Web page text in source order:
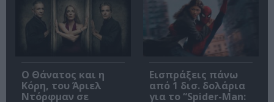
Ο Θάνατος και η
Κόρη, του Άριελ
Ντόρφμαν σε
Εισπράξεις πάνω
από 1 δισ. δολάρια
για το “Spider-Man: